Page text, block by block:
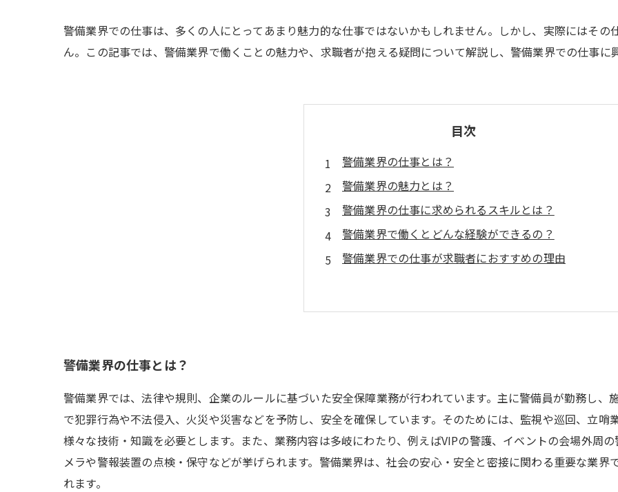
警備業界での仕事は、多くの人にとってあまり魅力的な仕事ではないかもしれません。しかし、実際にはそ
ん。この記事では、警備業界で働くことの魅力や、求職者が抱える疑問について解説し、警備業界での仕事
目次
警備業界の仕事とは？
警備業界の魅力とは？
警備業界の仕事に求められるスキルとは？
警備業界で働くとどんな経験ができるの？
警備業界での仕事が求職者におすすめの理由
警備業界の仕事とは？
警備業界では、法律や規則、企業のルールに基づいた安全保障業務が行われています。主に警備員が勤務し
で犯罪行為や不法侵入、火災や災害などを予防し、安全を確保しています。そのためには、監視や巡回、立
様々な技術・知識を必要とします。また、業務内容は多岐にわたり、例えばVIPの警護、イベントの会場外周
メラや警報装置の点検・保守などが挙げられます。警備業界は、社会の安心・安全と密接に関わる重要な業
れます。